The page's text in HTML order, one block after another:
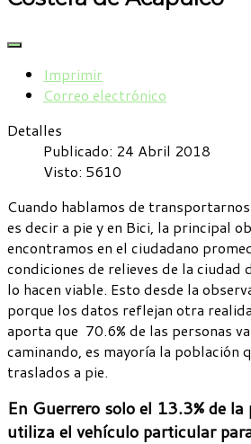
Imprimir
Correo electrónico
Detalles
Publicado: 24 Abril 2018
Visto: 5610
Cuando hablamos de
es decir a pie y en Bici, la principal
encontramos en el ciudadano
condiciones de relieves de la ciudad
lo hacen viable. Esto desde la
porque los datos reflejan otra
aporta que 70.6% de las personas
caminando, es mayoría la población
traslados a pie.
En Guerrero solo el 13.3%de la
utiliza el vehículo particular